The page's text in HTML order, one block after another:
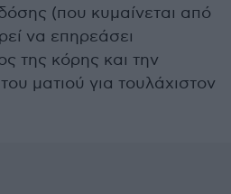
(που κυμαίνεται από
να επηρεάσει
της κόρης και την
ματιού για τουλάχιστον